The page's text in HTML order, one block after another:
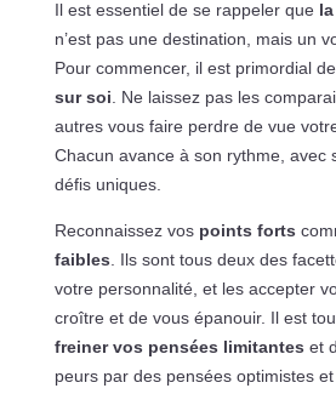
Il est essentiel de se rappeler que
n’est pas une destination, mais un
Pour commencer, il est primordial de
sur soi . Ne laissez pas les
autres vous faire perdre de vue
Chacun avance à son rythme, avec
défis uniques.
Reconnaissez vos points forts
faibles . Ils sont tous deux des
votre personnalité, et les accepter
croître et de vous épanouir. Il est
freiner vos pensées limitantes et
peurs par des pensées optimistes et